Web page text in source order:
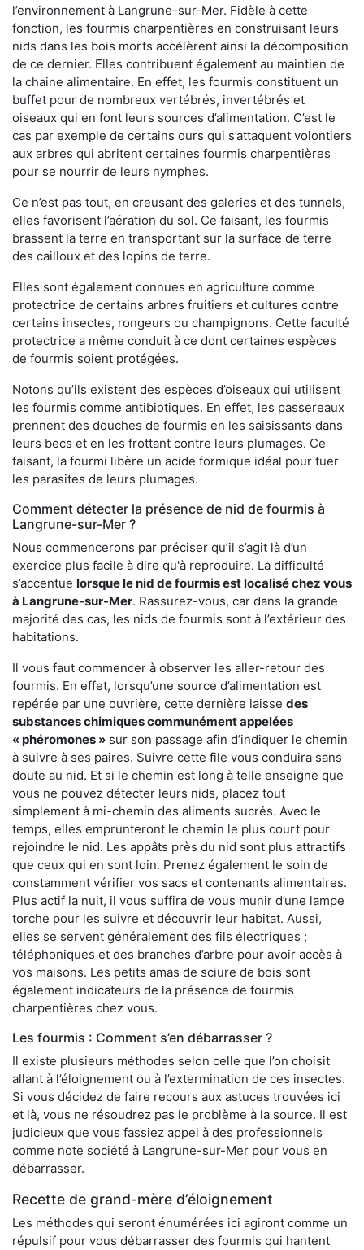
l’environnement à Langrune-sur-Mer. Fidèle à cette
fonction, les fourmis charpentières en construisant leurs
nids dans les bois morts accélèrent ainsi la décomposition
de ce dernier. Elles contribuent également au maintien de
la chaine alimentaire. En effet, les fourmis constituent un
buffet pour de nombreux vertébrés, invertébrés et
oiseaux qui en font leurs sources d’alimentation. C’est le
cas par exemple de certains ours qui s’attaquent volontiers
aux arbres qui abritent certaines fourmis charpentières
pour se nourrir de leurs nymphes.
Ce n’est pas tout, en creusant des galeries et des tunnels,
elles favorisent l’aération du sol. Ce faisant, les fourmis
brassent la terre en transportant sur la surface de terre
des cailloux et des lopins de terre.
Elles sont également connues en agriculture comme
protectrice de certains arbres fruitiers et cultures contre
certains insectes, rongeurs ou champignons. Cette faculté
protectrice a même conduit à ce dont certaines espèces
de fourmis soient protégées.
Notons qu’ils existent des espèces d’oiseaux qui utilisent
les fourmis comme antibiotiques. En effet, les passereaux
prennent des douches de fourmis en les saisissants dans
leurs becs et en les frottant contre leurs plumages. Ce
faisant, la fourmi libère un acide formique idéal pour tuer
les parasites de leurs plumages.
Comment détecter la présence de nid de fourmis à
Langrune-sur-Mer ?
Nous commencerons par préciser qu’il s’agit là d’un
exercice plus facile à dire qu'à reproduire. La difficulté
s’accentue lorsque le nid de fourmis est localisé chez vous
à Langrune-sur-Mer. Rassurez-vous, car dans la grande
majorité des cas, les nids de fourmis sont à l’extérieur des
habitations.
Il vous faut commencer à observer les aller-retour des
fourmis. En effet, lorsqu’une source d’alimentation est
repérée par une ouvrière, cette dernière laisse des
substances chimiques communément appelées
« phéromones » sur son passage afin d’indiquer le chemin
à suivre à ses paires. Suivre cette file vous conduira sans
doute au nid. Et si le chemin est long à telle enseigne que
vous ne pouvez détecter leurs nids, placez tout
simplement à mi-chemin des aliments sucrés. Avec le
temps, elles emprunteront le chemin le plus court pour
rejoindre le nid. Les appâts près du nid sont plus attractifs
que ceux qui en sont loin. Prenez également le soin de
constamment vérifier vos sacs et contenants alimentaires.
Plus actif la nuit, il vous suffira de vous munir d’une lampe
torche pour les suivre et découvrir leur habitat. Aussi,
elles se servent généralement des fils électriques ;
téléphoniques et des branches d’arbre pour avoir accès à
vos maisons. Les petits amas de sciure de bois sont
également indicateurs de la présence de fourmis
charpentières chez vous.
Les fourmis : Comment s’en débarrasser ?
Il existe plusieurs méthodes selon celle que l’on choisit
allant à l’éloignement ou à l’extermination de ces insectes.
Si vous décidez de faire recours aux astuces trouvées ici
et là, vous ne résoudrez pas le problème à la source. Il est
judicieux que vous fassiez appel à des professionnels
comme note société à Langrune-sur-Mer pour vous en
débarrasser.
Recette de grand-mère d’éloignement
Les méthodes qui seront énumérées ici agiront comme un
répulsif pour vous débarrasser des fourmis qui hantent